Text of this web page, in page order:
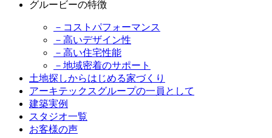
グルービーの特徴
－コストパフォーマンス
－高いデザイン性
－高い住宅性能
－地域密着のサポート
土地探しからはじめる家づくり
アーキテックスグループの一員として
建築実例
スタジオ一覧
お客様の声